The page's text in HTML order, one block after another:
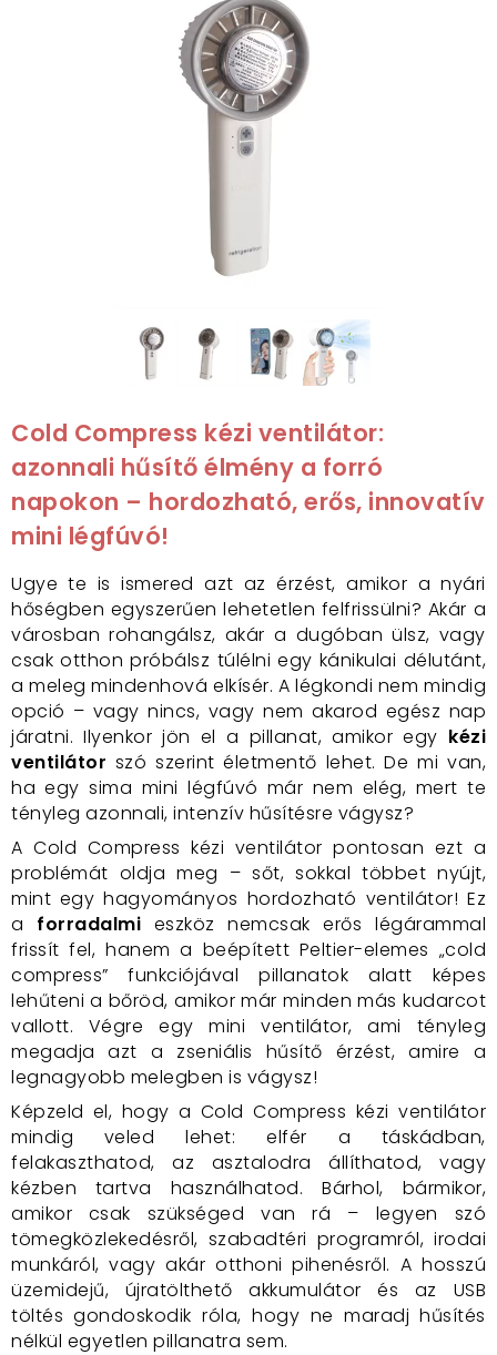
Cold Compress kézi ventilátor:
azonnali hűsítő élmény a forró
napokon – hordozható, erős, innovatív
mini légfúvó!
Ugye te is ismered azt az érzést, amikor a nyári
hőségben egyszerűen lehetetlen felfrissülni? Akár a
városban rohangálsz, akár a dugóban ülsz, vagy
csak otthon próbálsz túlélni egy kánikulai délutánt,
a meleg mindenhová elkísér. A légkondi nem mindig
opció – vagy nincs, vagy nem akarod egész nap
járatni. Ilyenkor jön el a pillanat, amikor egy kézi
ventilátor szó szerint életmentő lehet. De mi van,
ha egy sima mini légfúvó már nem elég, mert te
tényleg azonnali, intenzív hűsítésre vágysz?
A Cold Compress kézi ventilátor pontosan ezt a
problémát oldja meg – sőt, sokkal többet nyújt,
mint egy hagyományos hordozható ventilátor! Ez
a
forradalmi eszköz nemcsak erős légárammal
frissít fel, hanem a beépített Peltier-elemes „cold
compress” funkciójával pillanatok alatt képes
lehűteni a bőröd, amikor már minden más kudarcot
vallott. Végre egy mini ventilátor, ami tényleg
megadja azt a zseniális hűsítő érzést, amire a
legnagyobb melegben is vágysz!
Képzeld el, hogy a Cold Compress kézi ventilátor
mindig veled lehet: elfér a táskádban,
felakaszthatod, az asztalodra állíthatod, vagy
kézben tartva használhatod. Bárhol, bármikor,
amikor csak szükséged van rá – legyen szó
tömegközlekedésről, szabadtéri programról, irodai
munkáról, vagy akár otthoni pihenésről. A hosszú
üzemidejű, újratölthető akkumulátor és az USB
töltés gondoskodik róla, hogy ne maradj hűsítés
nélkül egyetlen pillanatra sem.